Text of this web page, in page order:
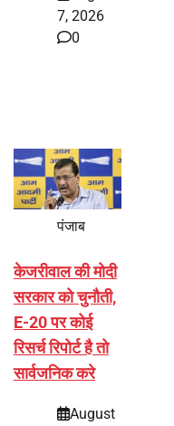
7, 2026
0
पंजाब
केजरीवाल की मोदी
सरकार को चुनौती,
E-20 पर कोई
रिसर्च रिपोर्ट है तो
सार्वजनिक करे
August